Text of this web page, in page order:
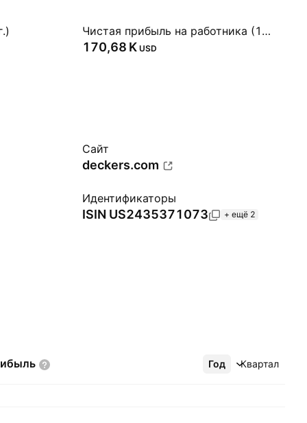
Чистая прибыль на работника (1 г.)
‪170,68 K‬ USD
Сайт
deckers.com
Идентификаторы
ISIN US2435371073 + ещё 2
Год Квартал
Ещё